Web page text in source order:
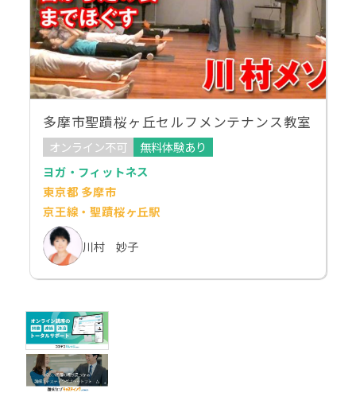
多摩市聖蹟桜ヶ丘セルフメンテナンス教室
オンライン不可
無料体験あり
ヨガ・フィットネス
東京都 多摩市
京王線・聖蹟桜ヶ丘駅
川村 妙子